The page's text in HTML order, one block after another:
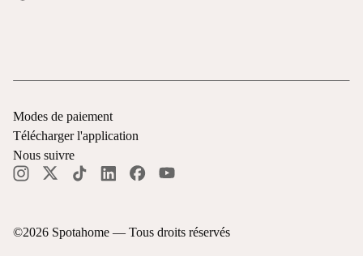
©2026 Spotahome — Tous droits réservés
Modes de paiement
Télécharger l'application
Nous suivre